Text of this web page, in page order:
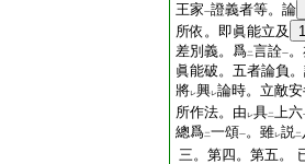
王家一證義者等。論
所依。即眞能立及
差別義。爲二言詮一
眞能破。五者論負
將レ興レ論時。立敵安
所作法。由 レ具二上六
總爲二一頌一。雖レ説二
三。第四。第五。